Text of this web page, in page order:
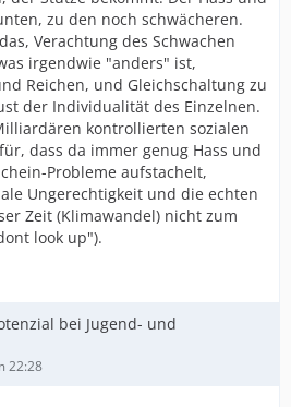
zu den noch schwächeren.
Verachtung des Schwachen
irgendwie "anders" ist,
Reichen, und Gleichschaltung zu
der Individualität des Einzelnen.
kontrollierten sozialen
dass da immer genug Hass und
Probleme aufstachelt,
Ungerechtigkeit und die echten
Zeit (Klimawandel) nicht zum
look up").
bei Jugend- und
22:28